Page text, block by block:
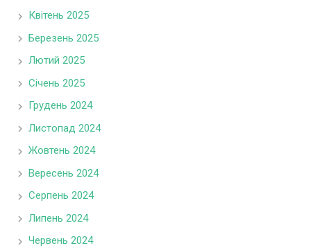
Квітень 2025
Березень 2025
Лютий 2025
Січень 2025
Грудень 2024
Листопад 2024
Жовтень 2024
Вересень 2024
Серпень 2024
Липень 2024
Червень 2024